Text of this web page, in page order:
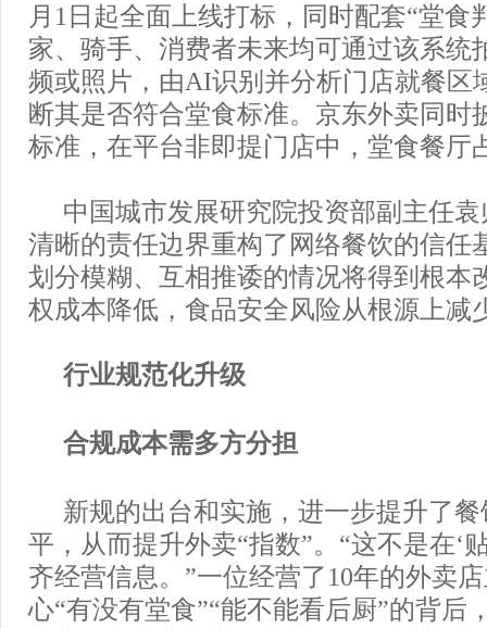
月1日起全面上线打标，同时配套“堂食
家、骑手、消费者未来均可通过该系统
频或照片，由AI识别并分析门店就餐区
断其是否符合堂食标准。京东外卖同时
标准，在平台非即提门店中，堂食餐厅
中国城市发展研究院投资部副主任
清晰的责任边界重构了网络餐饮的信任
划分模糊、互相推诿的情况将得到根本
权成本降低，食品安全风险从根源上减
行业规范化升级
合规成本需多方分担
新规的出台和实施，进一步提升了
平，从而提升外卖“指数”。“这不是在‘
齐经营信息。”一位经营了10年的外卖
心“有没有堂食”“能不能看后厨”的背后